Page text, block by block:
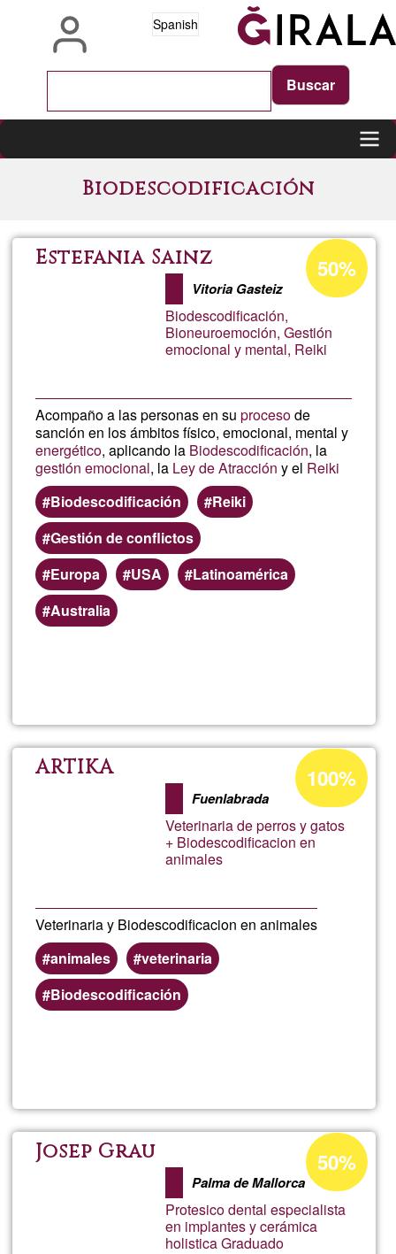
Spanish
navigation
Biodescodificación
Estefania Sainz
Vitoria Gasteiz
Biodescodificación,
Bioneuroemoción, Gestión
emocional y mental, Reiki
Acompaño a las personas en suprocesode
sanción en los ámbitos físico, emocional, mental y
energético, aplicando la Biodescodificación, la
gestión emocional, la Ley de Atracción y el Reiki
Biodescodificación
Reiki
Gestión de conflictos
Europa
USA
Latinoamérica
Australia
Porcentaje
de
aceptación
de
G1
50%
Sainz
ARTIKA
Fuenlabrada
Veterinaria de perros y gatos
+ Biodescodificacion en
animales
Veterinaria y Biodescodificacion en animales
animales
veterinaria
Biodescodificación
Porcentaje
de
aceptación
de
100%
ARTIKA
Josep Grau
Palma de Mallorca
Protesico dental especialista
en implantes y cerámica
holistica Graduado
Porcentaje
de
aceptación
de
50%